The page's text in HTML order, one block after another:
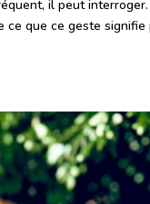
il peut
que ce geste